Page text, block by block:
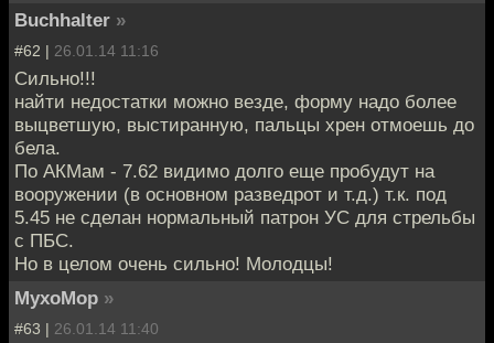
Buchhalter »
#62 | 26.01.14 11:16
Сильно!!!
найти недостатки можно везде, форму надо более
выцветшую, выстиранную, пальцы хрен отмоешь до
бела.
По АКМам - 7.62 видимо долго еще пробудут на
вооружении (в основном разведрот и т.д.) т.к. под
5.45 не сделан нормальный патрон УС для стрельбы
с ПБС.
Но в целом очень сильно! Молодцы!
MyxoMop »
#63 | 26.01.14 11:40